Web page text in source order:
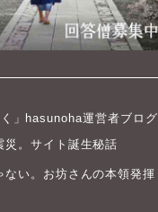
く」hasunoha運営者ブログ
災。サイト誕生秘話
ない。お坊さんの本領発揮